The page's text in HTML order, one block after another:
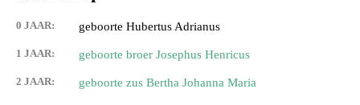
0 JAAR: geboorte Hubertus Adrianus
1 JAAR: geboorte broer Josephus Henricus
2 JAAR: geboorte zus Bertha Johanna Maria